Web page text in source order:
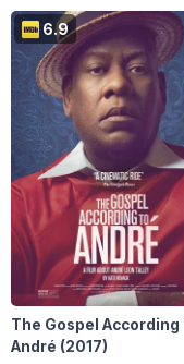
6.9
The Gospel According
André (2017)